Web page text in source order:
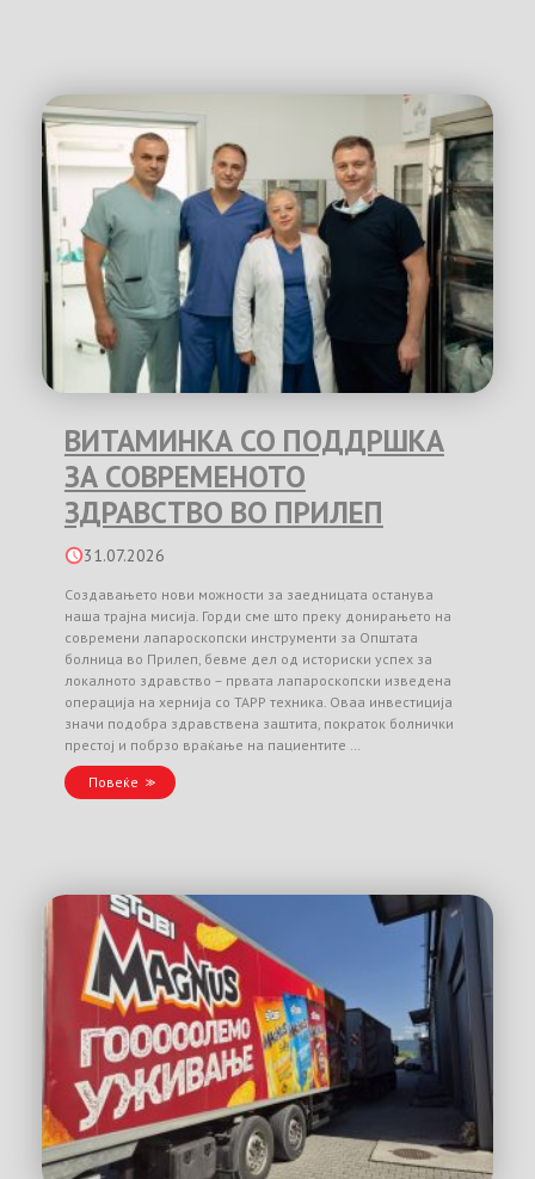
ВИТАМИНКА СО ПОДДРШКА
ЗА СОВРЕМЕНОТО
ЗДРАВСТВО ВО ПРИЛЕП
31.07.2026
Создавањето нови можности за заедницата останува
наша трајна мисија. Горди сме што преку донирањето на
современи лапароскопски инструменти за Општата
болница во Прилеп, бевме дел од историски успех за
локалното здравство – првата лапароскопски изведена
операција на хернија со TAPP техника. Оваа инвестиција
значи подобра здравствена заштита, пократок болнички
престој и побрзо враќање на пациентите …
Повеќе